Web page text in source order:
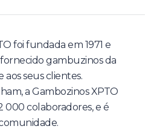
foi fundada em 1971 e
gambuzinos da
aos seus clientes.
a Gambozinos XPTO
000 colaboradores, e é